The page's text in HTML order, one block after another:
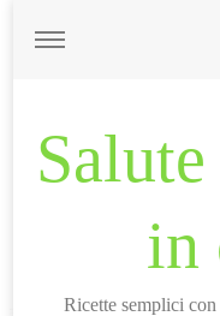
in
Ricette semplici